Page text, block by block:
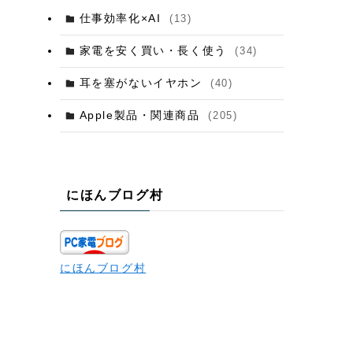
仕事効率化×AI (13)
家電を安く買い・長く使う (34)
耳を塞がないイヤホン (40)
Apple製品・関連商品 (205)
にほんブログ村
にほんブログ村